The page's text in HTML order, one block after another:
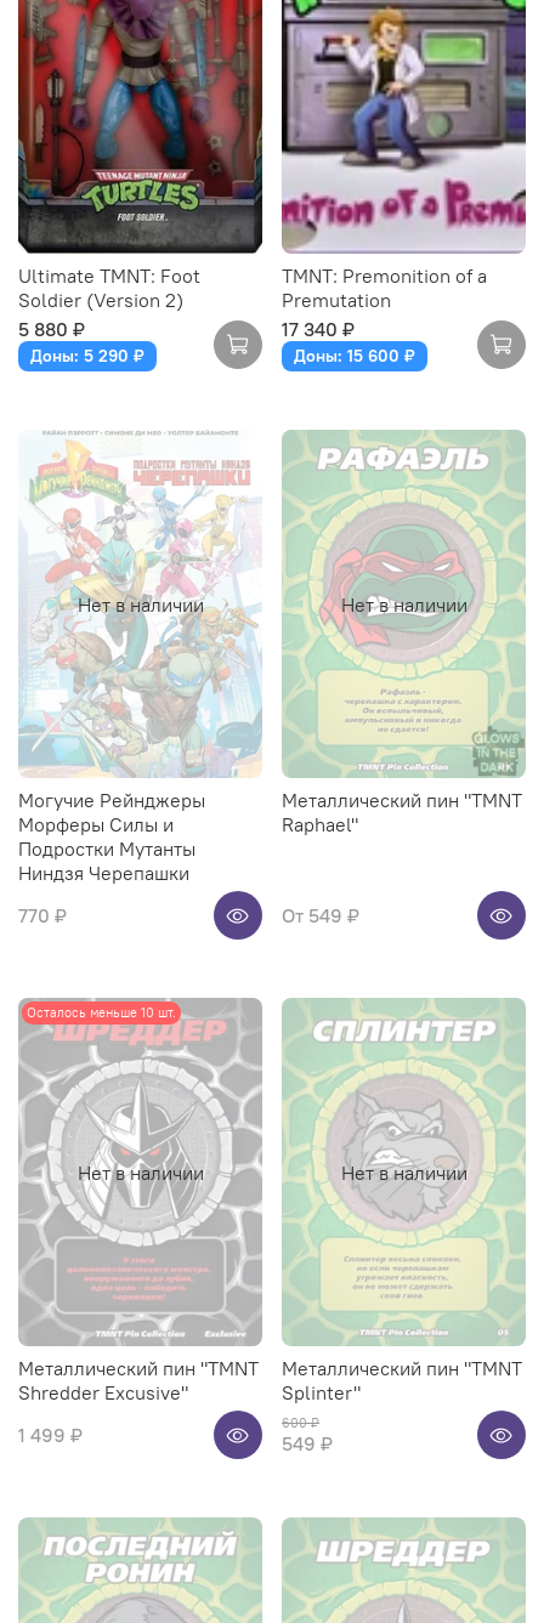
Ultimate TMNT: Foot
Soldier (Version 2)
5 880 ₽
Доны: 5 290 ₽
TMNT: Premonition of a
Premutation
17 340 ₽
Доны: 15 600 ₽
Нет в наличии
Могучие Рейнджеры
Морферы Силы и
Подростки Мутанты
Ниндзя Черепашки
770 ₽
Нет в наличии
Металлический пин "TMNT
Raphael"
От 549 ₽
Нет в наличии
Осталось меньше 10 шт.
Металлический пин "TMNT
Shredder Excusive"
1 499 ₽
Нет в наличии
Металлический пин "TMNT
Splinter"
600 ₽
549 ₽